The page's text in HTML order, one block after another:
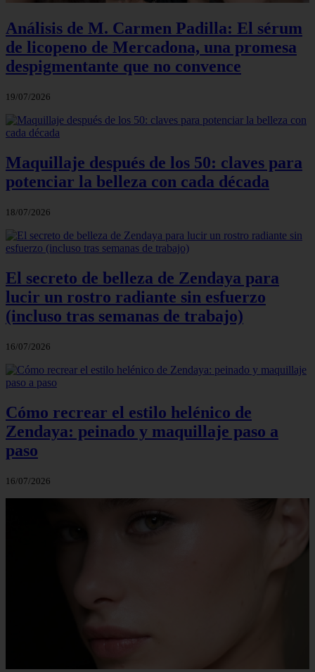
Análisis de M. Carmen Padilla: El sérum
de licopeno de Mercadona, una promesa
despigmentante que no convence
19/07/2026
Maquillaje después de los 50: claves para
potenciar la belleza con cada década
18/07/2026
El secreto de belleza de Zendaya para
lucir un rostro radiante sin esfuerzo
(incluso tras semanas de trabajo)
16/07/2026
Cómo recrear el estilo helénico de
Zendaya: peinado y maquillaje paso a
paso
16/07/2026